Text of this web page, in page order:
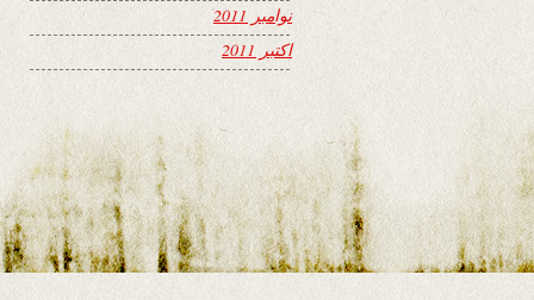
نوامبر 2011
اکتبر 2011